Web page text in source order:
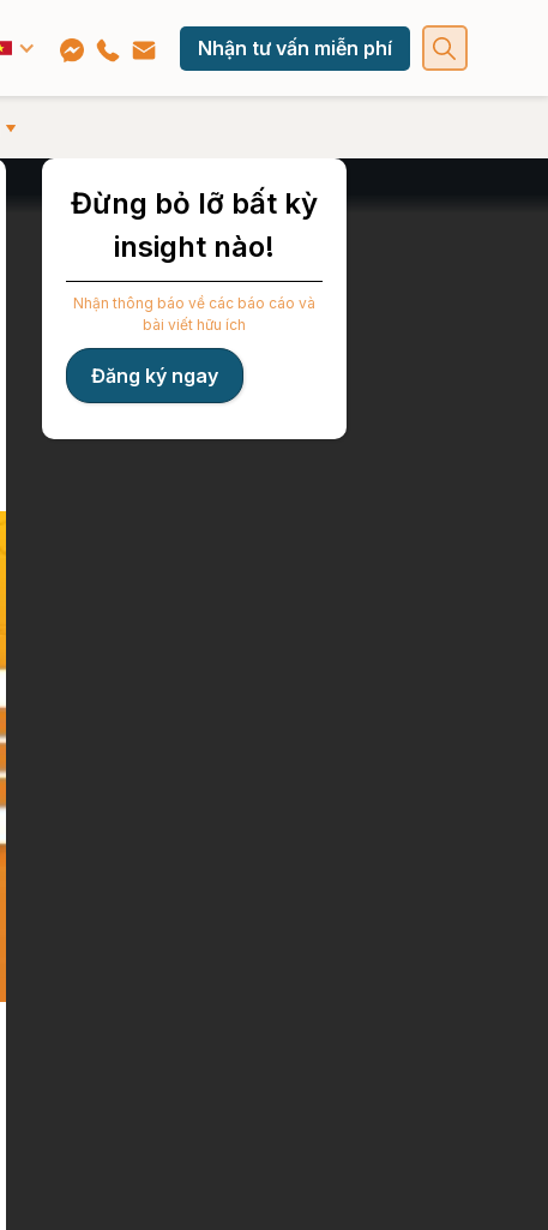
Nhận tư vấn miễn phí
Đừng bỏ lỡ bất kỳ
insight nào!
Nhận thông báo về các báo cáo và
bài viết hữu ích
Đăng ký ngay